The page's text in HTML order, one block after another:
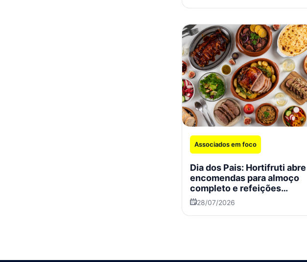
Associados em foco
Dia dos Pais: Hortifruti abre
encomendas para almoço
completo e refeições
especiais
28/07/2026